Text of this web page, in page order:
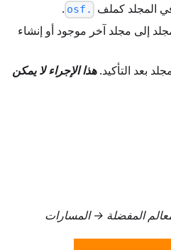
المجلد كملف
.osf
.
إلى مجلد آخر موجود أو إنشاء
بعد التأكيد.هذا الإجراء لا يمكن
المفضلة → المسارات